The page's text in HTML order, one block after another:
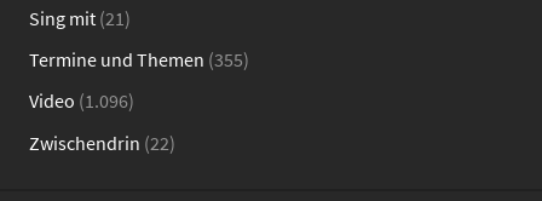
Sing mit (21)
Termine und Themen (355)
Video (1.096)
Zwischendrin (22)